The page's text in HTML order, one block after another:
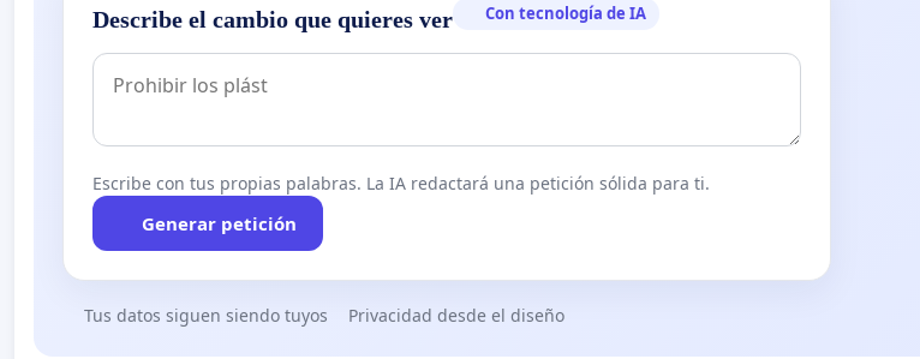
Describe el cambio que quieres ver Con tecnología de IA
Escribe con tus propias palabras. La IA redactará una petición sólida para ti.
Generar petición
Tus datos siguen siendo tuyos Privacidad desde el diseño